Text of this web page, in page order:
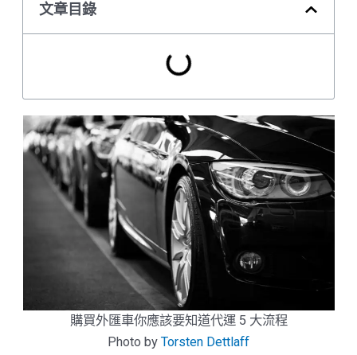
文章目錄
購買外匯車你應該要知道代運 5 大流程
Photo by Torsten Dettlaff